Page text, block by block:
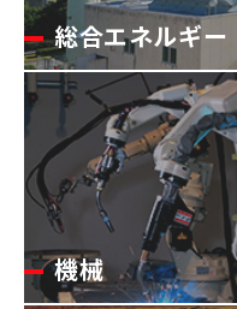
総合エネルギー
機械